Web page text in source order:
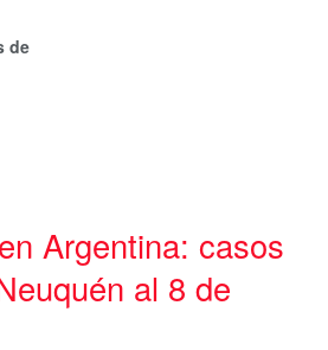
de
Argentina: casos
al 8 de